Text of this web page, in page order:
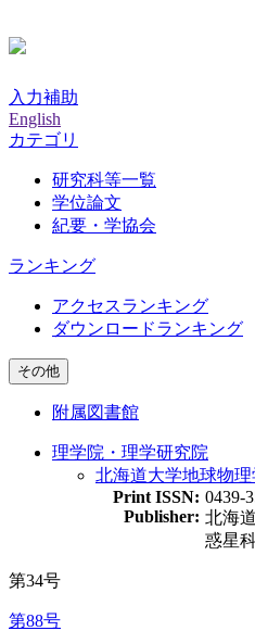
入力補助
English
カテゴリ
研究科等一覧
学位論文
紀要・学協会
ランキング
アクセスランキング
ダウンロードランキング
その他
附属図書館
理学院・理学研究院
北海道大学地球物
Print ISSN: 0439-
Publisher: 北海
惑星
第34号
第88号